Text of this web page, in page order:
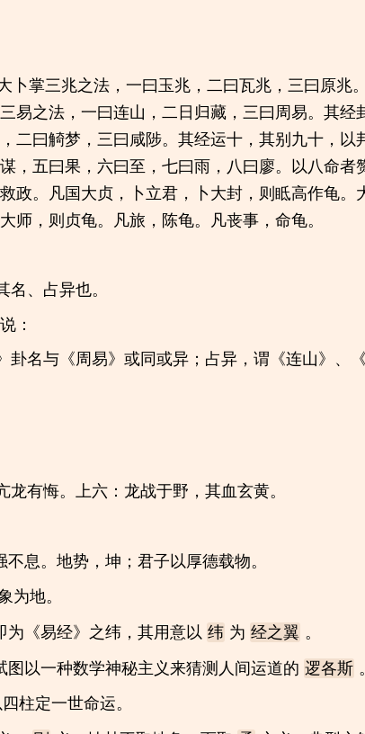
卜掌三兆之法，一曰玉兆，二曰瓦兆，三曰原兆
易之法，一曰连山，二日归藏，三曰周易。其经
二曰觭梦，三曰咸陟。其经运十，其别九十，以
，五曰果，六曰至，七曰雨，八曰廖。以八命者
政。凡国大贞，卜立君，卜大封，则眡高作龟。
师，则贞龟。凡旅，陈龟。凡丧事，命龟。
、占异也。
：
卦名与《周易》或同或异；占异，谓《连山》、
有悔。上六：龙战于野，其血玄黄。
息。地势，坤；君子以厚德载物。
为地。
《易经》之纬，其用意以 纬 为 经之翼 。
以一种数学神秘主义来猜测人间运道的 逻各斯 。
四柱定一世命运。